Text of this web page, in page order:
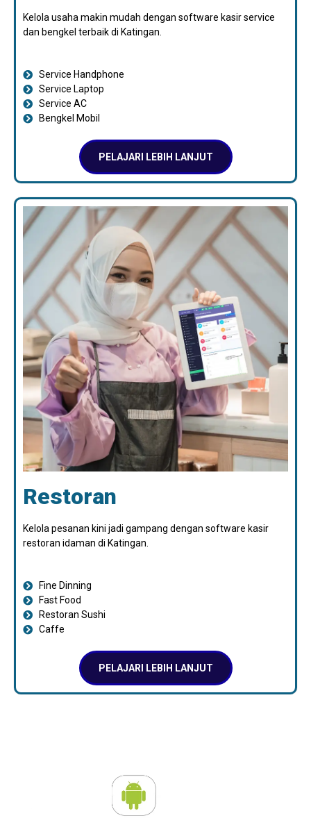
Kelola usaha makin mudah dengan software kasir service
dan bengkel terbaik di Katingan.
Service Handphone
Service Laptop
Service AC
Bengkel Mobil
PELAJARI LEBIH LANJUT
Restoran
Kelola pesanan kini jadi gampang dengan software kasir
restoran idaman di Katingan.
Fine Dinning
Fast Food
Restoran Sushi
Caffe
PELAJARI LEBIH LANJUT